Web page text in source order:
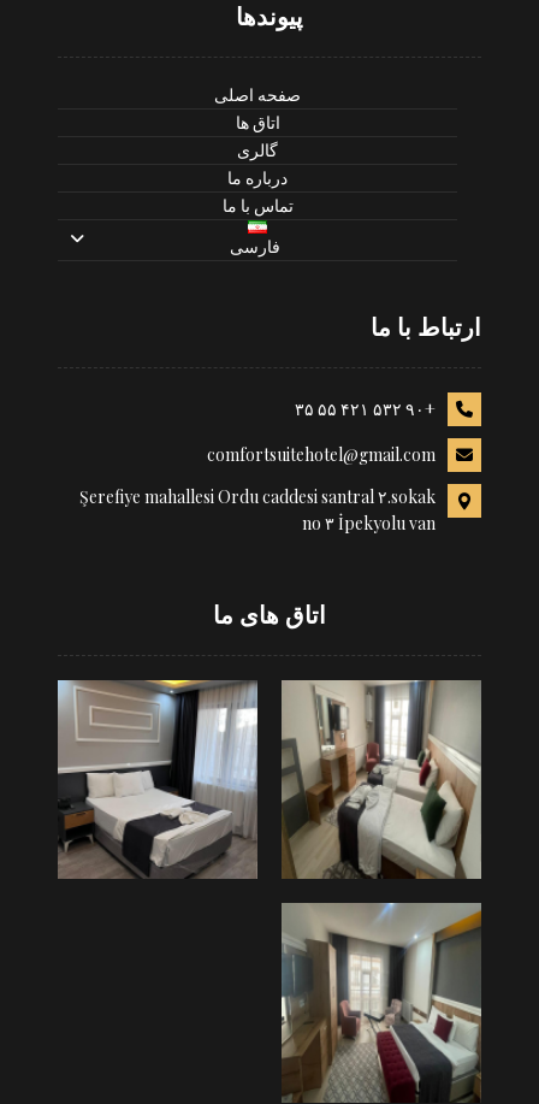
پیوندها
صفحه اصلی
اتاق ها
گالری
درباره ما
تماس با ما
فارسی
ارتباط با ما
+۹۰ ۵۳۲ ۴۲۱ ۵۵ ۳۵
comfortsuitehotel@gmail.com
Şerefiye mahallesi Ordu caddesi santral ۲.sokak
no ۳ İpekyolu van
اتاق های ما